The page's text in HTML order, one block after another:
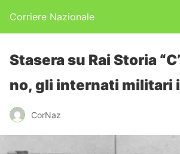
Corriere Nazionale
Stasera su Rai Storia
no, gli internati militari
CorNaz